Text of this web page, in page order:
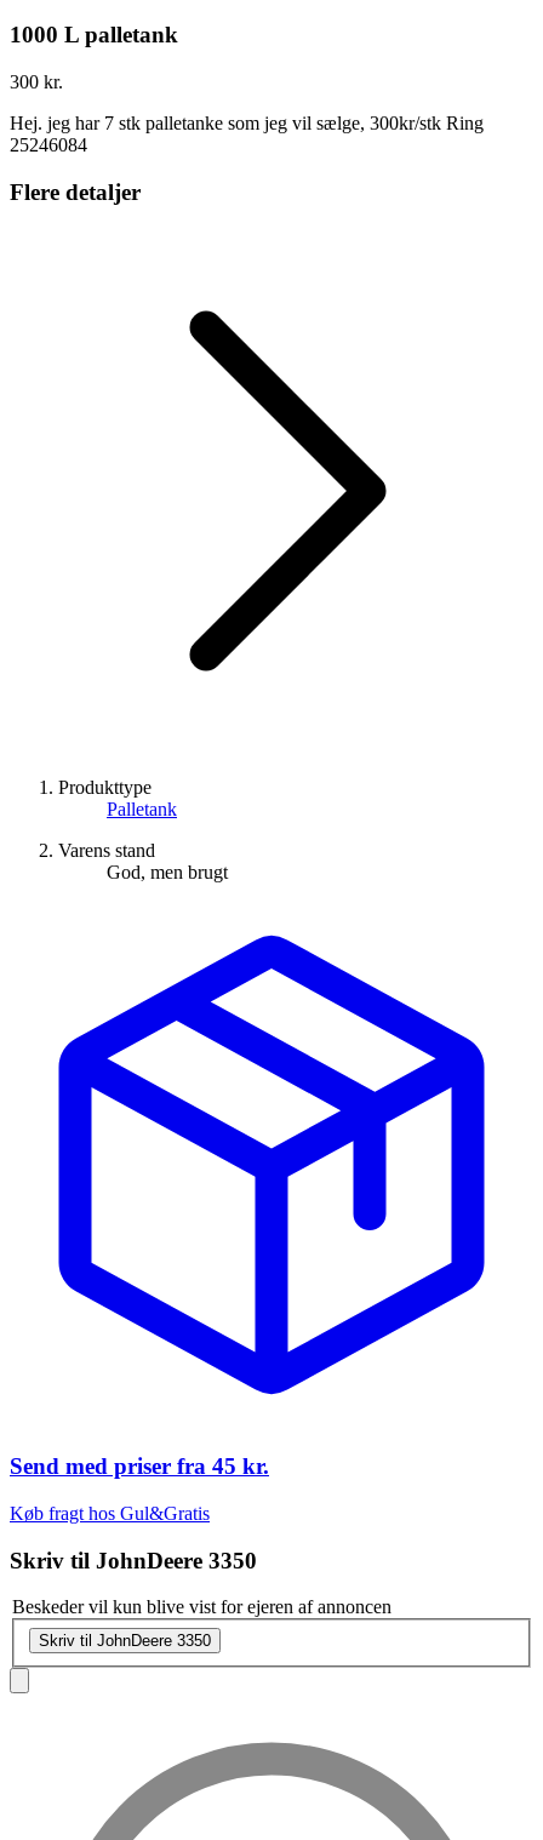
1000 L palletank
300 kr.
Hej. jeg har 7 stk palletanke som jeg vil sælge, 300kr/stk Ring
25246084
Flere detaljer
Produkttype
Palletank
Varens stand
God, men brugt
Send med priser fra 45 kr.
Køb fragt hos Gul&Gratis
Skriv til JohnDeere 3350
Beskeder vil kun blive vist for ejeren af annoncen
Skriv til JohnDeere 3350